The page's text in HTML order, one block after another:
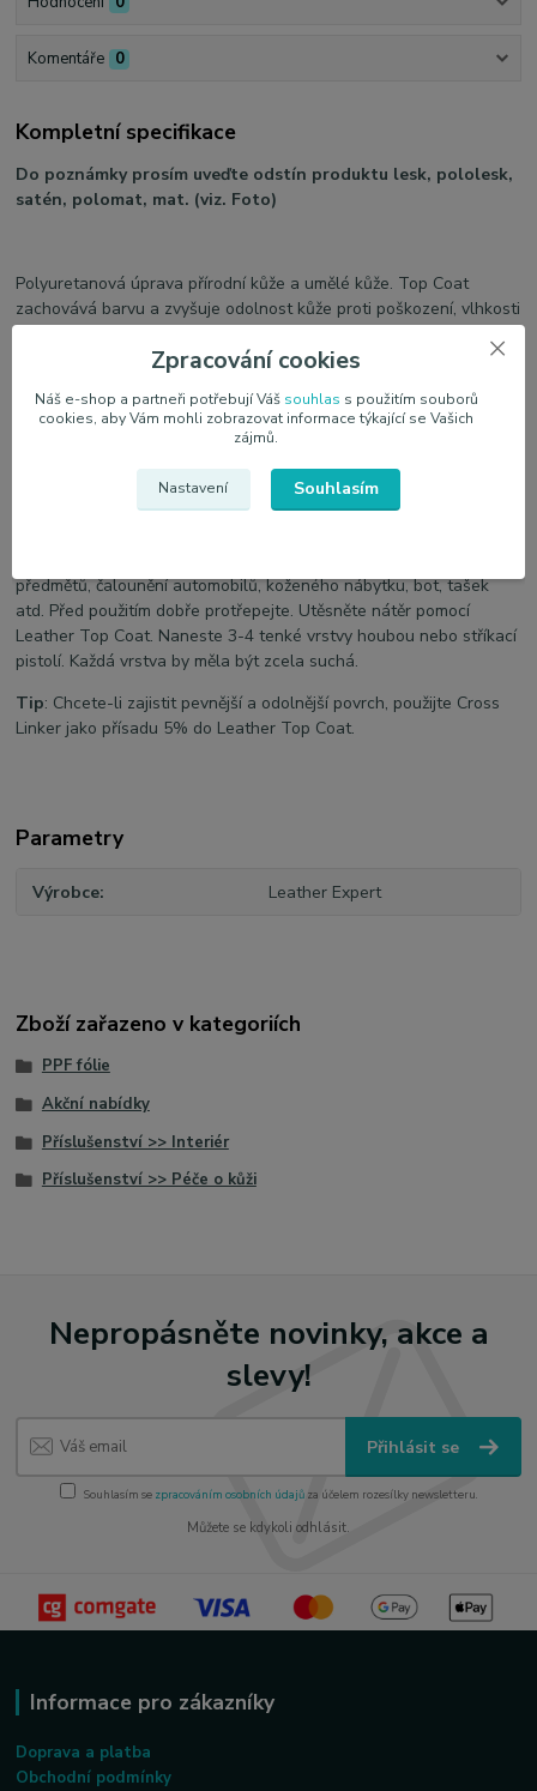
Komentáře 0
Kompletní specifikace
Do poznámky prosím uveďte odstín produktu lesk, pololesk,
satén, polomat, mat. (viz. Foto)
Polyuretanová úprava přírodní kůže a umělé kůže. Top Coat
zachovává barvu a zvyšuje odolnost kůže proti poškození, vlhkosti
Dostupné kapacity:
50 ml
předmětů, čalounění automobilů, koženého nábytku, bot, tašek
atd. Před použitím dobře protřepejte. Utěsněte nátěr pomocí
Leather Top Coat. Naneste 3-4 tenké vrstvy houbou nebo stříkací
pistolí. Každá vrstva by měla být zcela suchá.
Tip: Chcete-li zajistit pevnější a odolnější povrch, použijte Cross
Linker jako přísadu 5% do Leather Top Coat.
Parametry
Výrobce Leather Expert
Zboží zařazeno v kategoriích
PPF fólie
Akční nabídky
Příslušenství >> Interiér
Příslušenství >> Péče o kůži
Nepropásněte novinky, akce a
slevy!
Přihlásit se
Souhlasím se zpracováním osobních údajůza účelem rozesílky newsletteru.
Můžete se kdykoli odhlásit.
Informace pro zákazníky
Doprava a platba
Obchodní podmínky
Zpracování cookies
Náš e-shop a partneři potřebují Váš souhlas s použitím souborů
cookies, aby Vám mohli zobrazovat informace týkající se Vašich
zájmů.
Nastavení Souhlasím